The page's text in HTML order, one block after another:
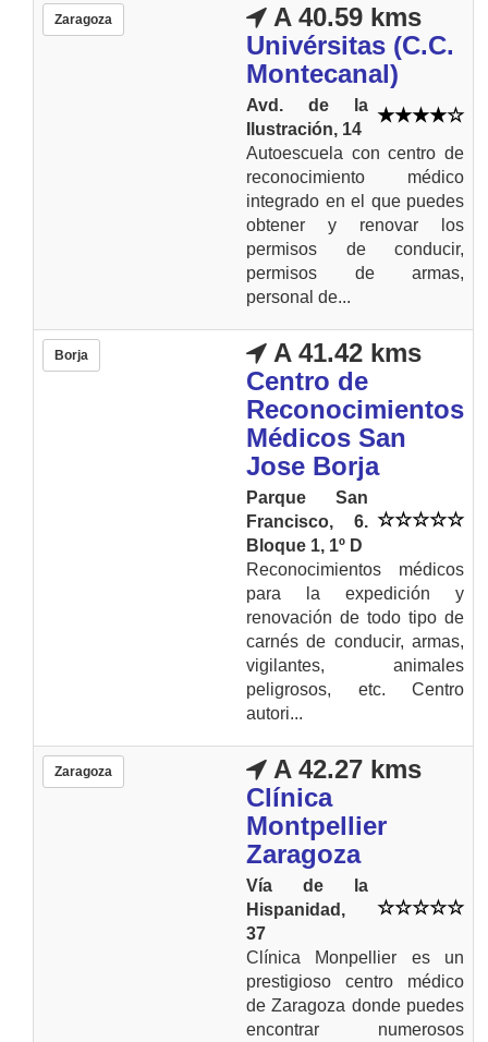
Zaragoza
A 40.59 kms
Univérsitas (C.C.
Montecanal)
Avd. de la
Ilustración, 14
Autoescuela con centro de
reconocimiento médico
integrado en el que puedes
obtener y renovar los
permisos de conducir,
permisos de armas,
personal de...
Borja
A 41.42 kms
Centro de
Reconocimientos
Médicos San
Jose Borja
Parque San
Francisco, 6.
Bloque 1, 1º D
Reconocimientos médicos
para la expedición y
renovación de todo tipo de
carnés de conducir, armas,
vigilantes, animales
peligrosos, etc. Centro
autori...
Zaragoza
A 42.27 kms
Clínica
Montpellier
Zaragoza
Vía de la
Hispanidad,
37
Clínica Monpellier es un
prestigioso centro médico
de Zaragoza donde puedes
encontrar numerosos